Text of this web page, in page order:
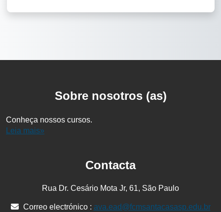
Sobre nosotros (as)
Conheça nossos cursos.
Leia mais»
Contacta
Rua Dr. Cesário Mota Jr, 61, São Paulo
Correo electrónico : ava.ead@fcmsantacasasp.edu.br